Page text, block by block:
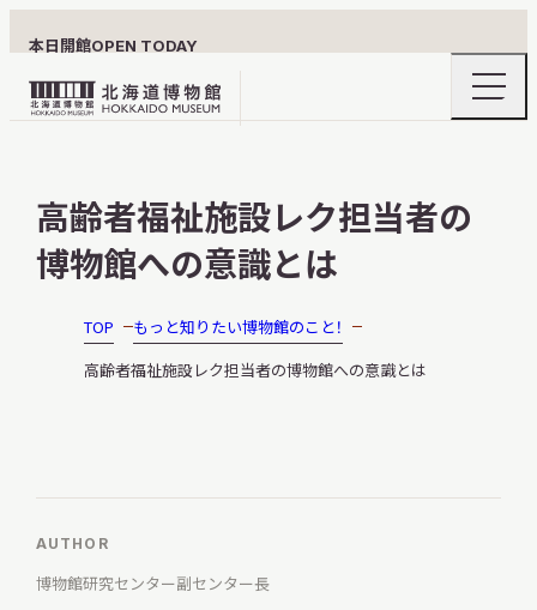
本日開館OPEN TODAY
北
博
物
館
ナ
ビ
高齢者福祉施設レク担当者の
博物館への意識とは
TOP
もっと知りたい博物館のこと！
高齢者福祉施設レク担当者の博物館への意識とは
AUTHOR
博物館研究センター副センター長